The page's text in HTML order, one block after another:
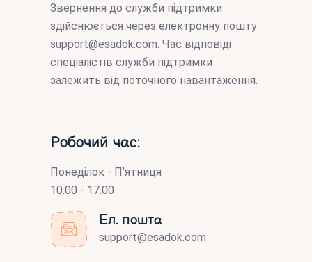
Звернення до служби підтримки
здійснюється через електронну пошту
support@esadok.com . Час відповіді
спеціалістів служби підтримки
залежить від поточного навантаження.
Робочий час:
Понеділок - П’ятниця
10:00 - 17:00
Ел. пошта
support@esadok.com